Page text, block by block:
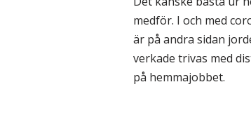
medför. I och med
är på andra sidan
verkade trivas med
på hemmajobbet.